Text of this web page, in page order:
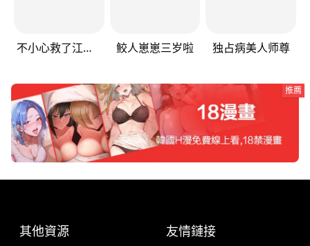
不小心救了江湖公敌 鲛人崽崽三岁啦 独占病美人师尊
推薦
其他資源 友情鏈接